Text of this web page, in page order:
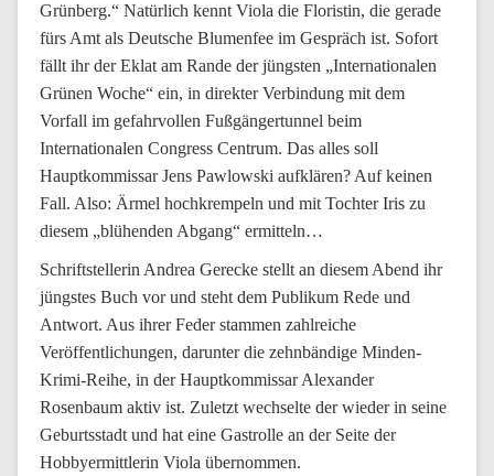
Grünberg.“ Natürlich kennt Viola die Floristin, die gerade
fürs Amt als Deutsche Blumenfee im Gespräch ist. Sofort
fällt ihr der Eklat am Rande der jüngsten „Internationalen
Grünen Woche“ ein, in direkter Verbindung mit dem
Vorfall im gefahrvollen Fußgängertunnel beim
Internationalen Congress Centrum. Das alles soll
Hauptkommissar Jens Pawlowski aufklären? Auf keinen
Fall. Also: Ärmel hochkrempeln und mit Tochter Iris zu
diesem „blühenden Abgang“ ermitteln…
Schriftstellerin Andrea Gerecke stellt an diesem Abend ihr
jüngstes Buch vor und steht dem Publikum Rede und
Antwort. Aus ihrer Feder stammen zahlreiche
Veröffentlichungen, darunter die zehnbändige Minden-
Krimi-Reihe, in der Hauptkommissar Alexander
Rosenbaum aktiv ist. Zuletzt wechselte der wieder in seine
Geburtsstadt und hat eine Gastrolle an der Seite der
Hobbyermittlerin Viola übernommen.